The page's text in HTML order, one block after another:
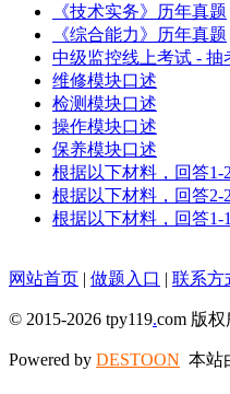
《技术实务》历年真题
《综合能力》历年真题
中级监控线上考试 - 抽
维修模块口述
检测模块口述
操作模块口述
保养模块口述
根据以下材料，回答1-
根据以下材料，回答2-
根据以下材料，回答1-
网站首页 | 做题入口 | 联系方
© 2015-2026 tpy119.com 版
Powered by DESTOON 本站